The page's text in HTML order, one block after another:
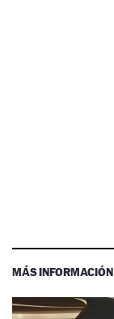
MÁS INFORMACIÓN